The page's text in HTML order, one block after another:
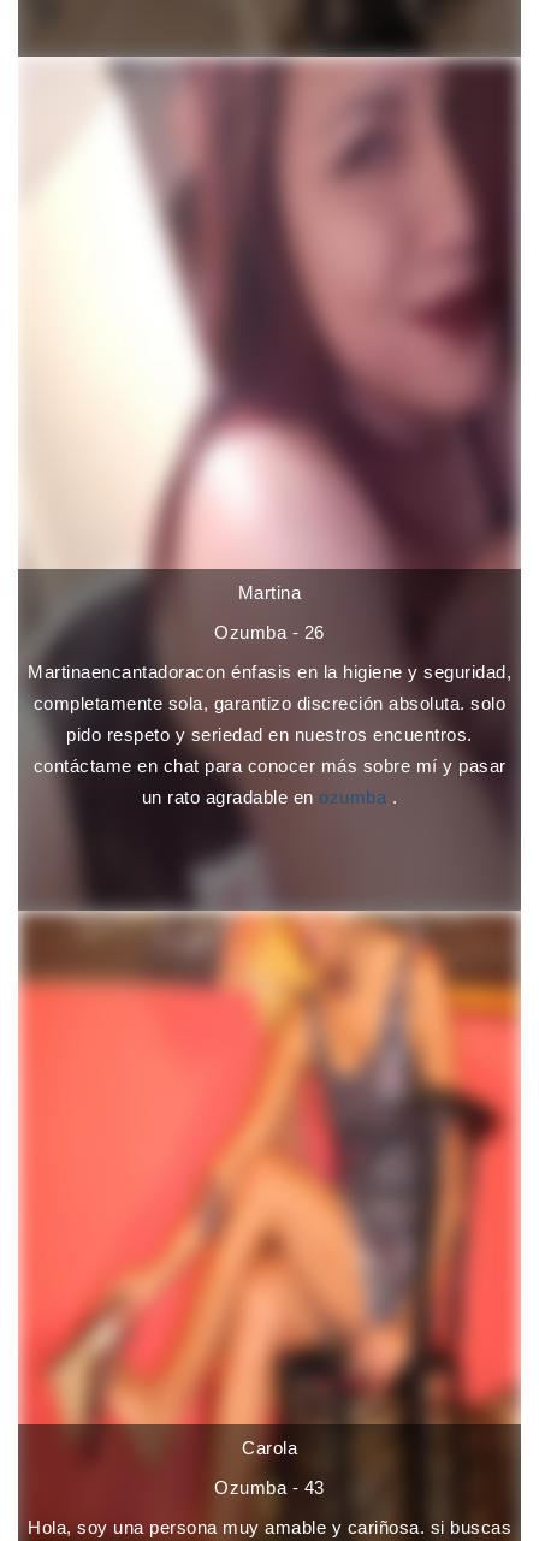
Martina
Ozumba - 26
Martinaencantadoracon énfasis en la higiene y seguridad,
completamente sola, garantizo discreción absoluta. solo
pido respeto y seriedad en nuestros encuentros.
contáctame en chat para conocer más sobre mí y pasar
un rato agradable enozumba .
Carola
Ozumba - 43
Hola, soy una persona muy amable y cariñosa. si buscas